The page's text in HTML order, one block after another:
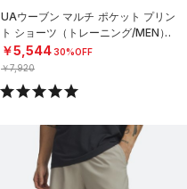
UAウーブン マルチ ポケット プリン
ト ショーツ（トレーニング/MEN）
￥5,54430%OFF
￥7,920